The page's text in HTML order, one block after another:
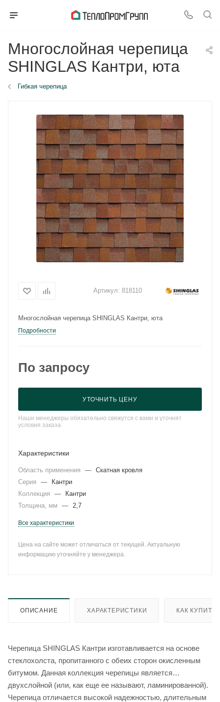
Многослойная черепица
SHINGLAS Кантри, юта
Гибкая черепица
Артикул: 818110
Многослойная черепица SHINGLAS Кантри, юта
Подробности
По запросу
УТОЧНИТЬ ЦЕНУ
Наши менеджеры обязательно свяжутся с вами и уточнят
условия заказа
Характеристики
Область применения — Скатная кровля
Серия
—
Кантри
Коллекция
—
Кантри
Толщина, мм
— 2,7
Все характеристики
Цена на сайте может отличаться от текущей. Актуальную
информацию уточняйте у менеджера.
ОПИСАНИЕ ХАРАКТЕРИСТИКИ КАК КУПИТЬ
Черепица SHINGLAS Кантри изготавливается на основе
стеклохолста, пропитанного с обеих сторон окисленным
битумом. Данная коллекция черепицы является
двухслойной (или, как еще ее называют, ламинированной).
Черепица отличается высокой надежностью, длительным